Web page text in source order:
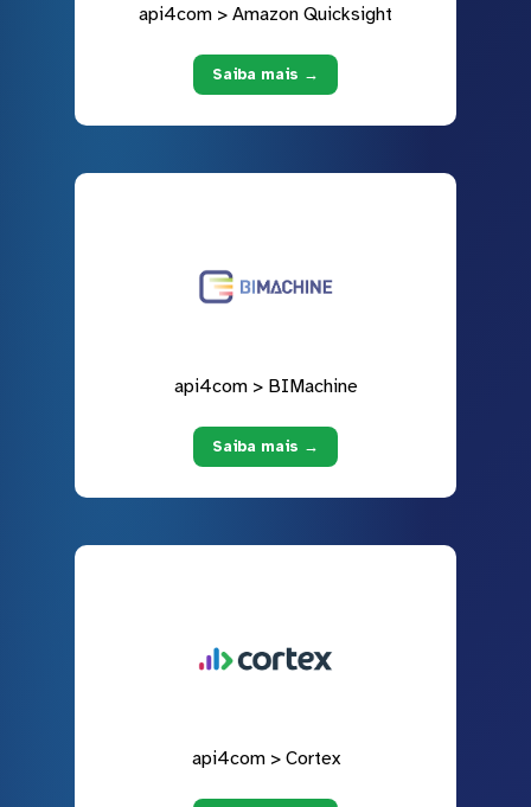
api4com > Amazon Quicksight
Saiba mais →
api4com > BIMachine
Saiba mais →
api4com > Cortex